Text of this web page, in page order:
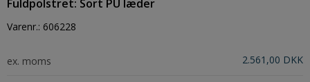
Fuldpolstret: Sort PU læder
Varenr.: 606228
ex. moms 2.561,00 DKK